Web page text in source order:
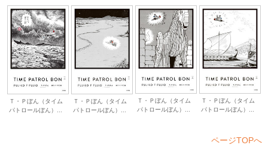
Ｔ・Ｐぼん（タイム
パトロールぼん）...
Ｔ・Ｐぼん（タイム
パトロールぼん）...
Ｔ・Ｐぼん（タイム
パトロールぼん）...
Ｔ・Ｐぼん（タイム
パトロールぼん）...
ページTOPへ